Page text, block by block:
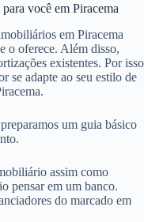
você em Piracema
em Piracema
o oferece. Além disso,
existentes. Por isso
se adapte ao seu estilo de
um guia básico
assim como
pensar em um banco.
do marcado em